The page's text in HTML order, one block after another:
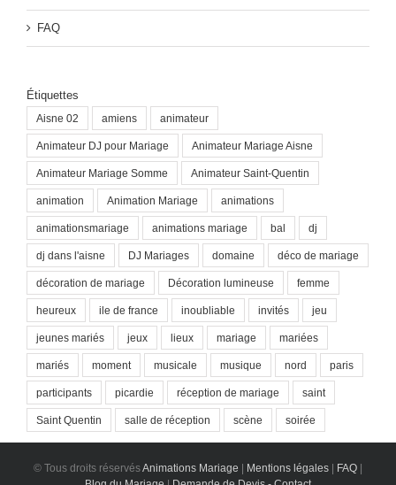
FAQ
Étiquettes
Aisne 02 amiens animateur
Animateur DJ pour Mariage Animateur Mariage Aisne
Animateur Mariage Somme Animateur Saint-Quentin
animation Animation Mariage animations
animationsmariage animations mariage bal dj
dj dans l'aisne DJ Mariages domaine déco de mariage
décoration de mariage Décoration lumineuse femme
heureux ile de france inoubliable invités jeu
jeunes mariés jeux lieux mariage mariées
mariés moment musicale musique nord paris
participants picardie réception de mariage saint
Saint Quentin salle de réception scène soirée
© Tous droits réservésAnimations Mariage Mentions légales FAQ